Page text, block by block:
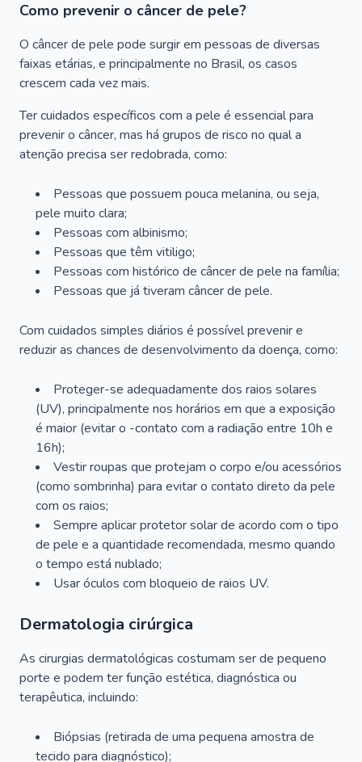
Como prevenir o câncer de pele?
O câncer de pele pode surgir em pessoas de diversas
faixas etárias, e principalmente no Brasil, os casos
crescem cada vez mais.
Ter cuidados específicos com a pele é essencial para
prevenir o câncer, mas há grupos de risco no qual a
atenção precisa ser redobrada, como:
Pessoas que possuem pouca melanina, ou seja,
pele muito clara;
Pessoas com albinismo;
Pessoas que têm vitiligo;
Pessoas com histórico de câncer de pele na família;
Pessoas que já tiveram câncer de pele.
Com cuidados simples diários é possível prevenir e
reduzir as chances de desenvolvimento da doença, como:
Proteger-se adequadamente dos raios solares
(UV), principalmente nos horários em que a exposição
é maior (evitar o -contato com a radiação entre 10h e
16h);
Vestir roupas que protejam o corpo e/ou acessórios
(como sombrinha) para evitar o contato direto da pele
com os raios;
Sempre aplicar protetor solar de acordo com o tipo
de pele e a quantidade recomendada, mesmo quando
o tempo está nublado;
Usar óculos com bloqueio de raios UV.
Dermatologia cirúrgica
As cirurgias dermatológicas costumam ser de pequeno
porte e podem ter função estética, diagnóstica ou
terapêutica, incluindo:
Biópsias (retirada de uma pequena amostra de
tecido para diagnóstico);